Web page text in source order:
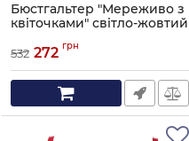
Бюстгальтер "Мереживо з
квіточками" світло-жовтий
532 272 грн